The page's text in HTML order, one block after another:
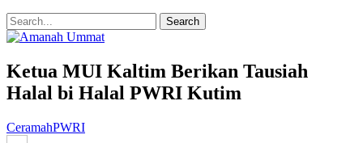
Ketua MUI Kaltim Berikan Tausiah
Halal bi Halal PWRI Kutim
CeramahPWRI